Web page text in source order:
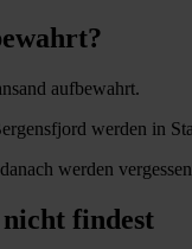
aufbewahrt.
werden in
werden
nicht findest